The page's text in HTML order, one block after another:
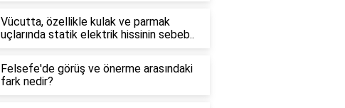
Vücutta, özellikle kulak ve parmak
uçlarında statik elektrik hissinin sebeb..
Felsefe'de görüş ve önerme arasındaki
fark nedir?